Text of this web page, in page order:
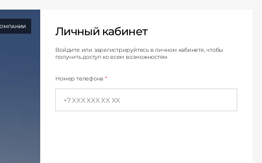
Личный кабинет
Личный кабинет
Войдите или зарегистрируйтесь в личном кабинете, чтобы
получить доступ ко всем возможностям
Номер телефона *